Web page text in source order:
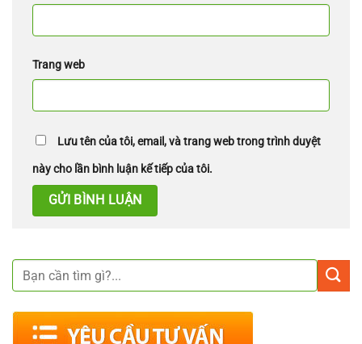
Trang web
Lưu tên của tôi, email, và trang web trong trình duyệt
này cho lần bình luận kế tiếp của tôi.